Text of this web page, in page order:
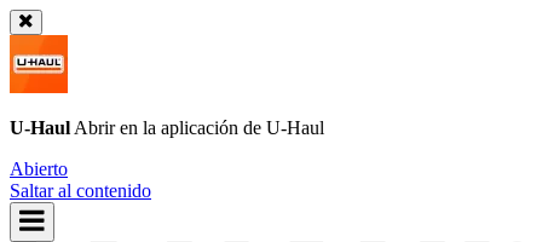
U-Haul Abrir en la aplicación de U-Haul
Abierto
Saltar al contenido